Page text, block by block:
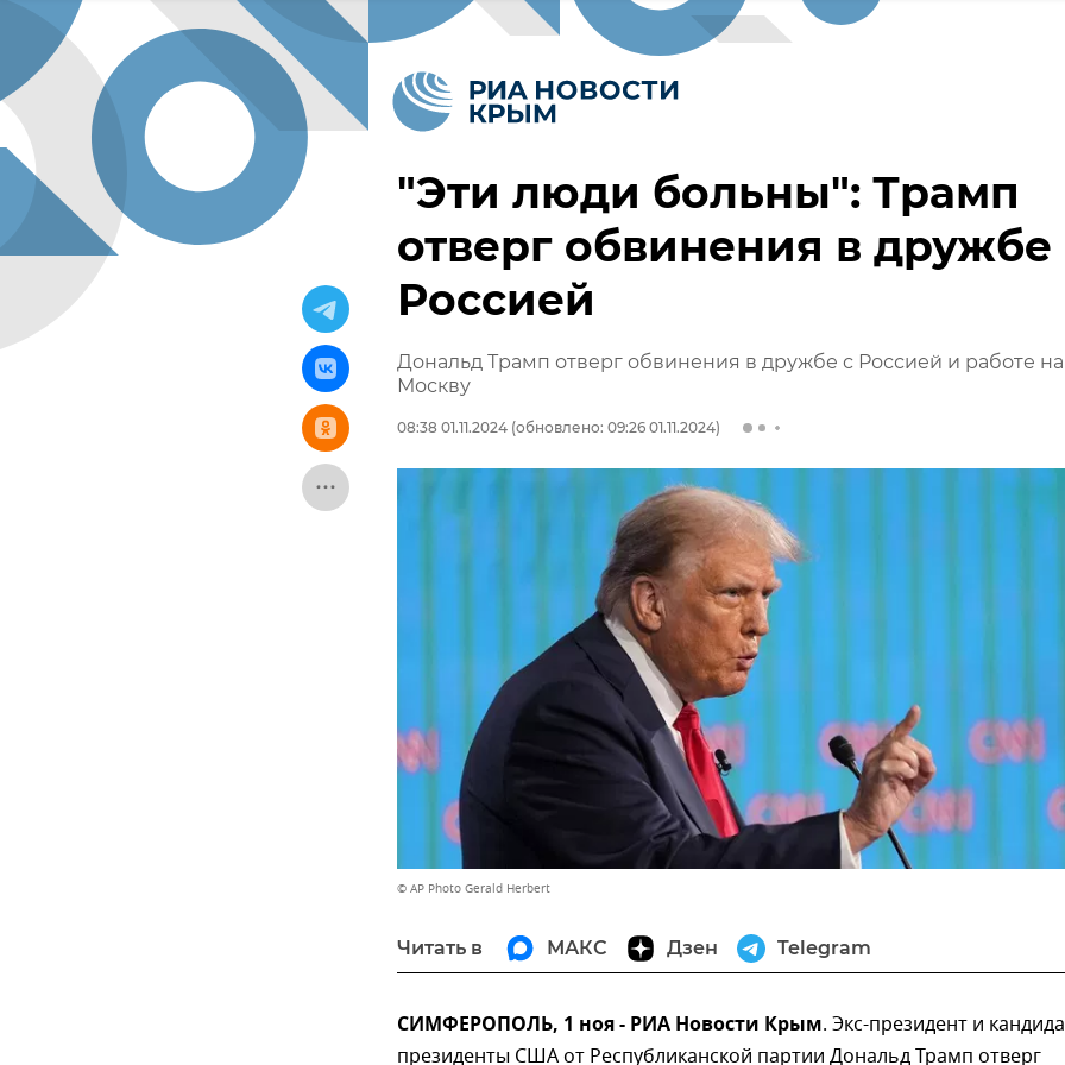
"Эти люди больны": Трамп
отверг обвинения в дружбе
Россией
Дональд Трамп отверг обвинения в дружбе с Россией и работе на
Москву
08:38 01.11.2024 (обновлено: 09:26 01.11.2024)
© AP Photo Gerald Herbert
Читать в МАКС Дзен Telegram
СИМФЕРОПОЛЬ, 1 ноя - РИА Новости Крым. Экс-президент и
президенты США от Республиканской партии Дональд Трамп отверг